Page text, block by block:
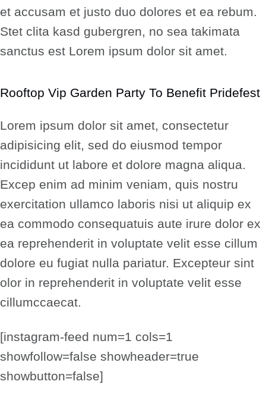
et accusam et justo duo dolores et ea rebum.
Stet clita kasd gubergren, no sea takimata
sanctus est Lorem ipsum dolor sit amet.
Rooftop Vip Garden Party To Benefit Pridefest
Lorem ipsum dolor sit amet, consectetur
adipisicing elit, sed do eiusmod tempor
incididunt ut labore et dolore magna aliqua.
Excep enim ad minim veniam, quis nostru
exercitation ullamco laboris nisi ut aliquip ex
ea commodo consequatuis aute irure dolor ex
ea reprehenderit in voluptate velit esse cillum
dolore eu fugiat nulla pariatur. Excepteur sint
olor in reprehenderit in voluptate velit esse
cillumccaecat.
[instagram-feed num=1 cols=1
showfollow=false showheader=true
showbutton=false]